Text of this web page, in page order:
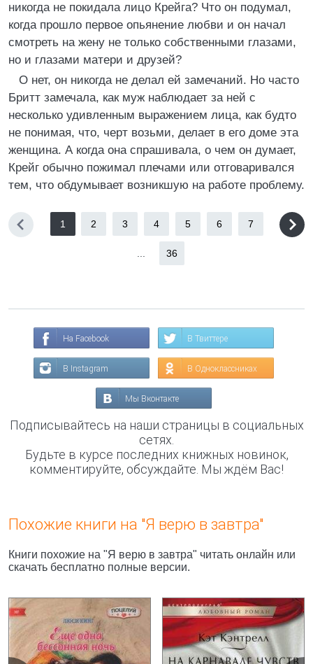
никогда не покидала лицо Крейга? Что он подумал,
когда прошло первое опьянение любви и он начал
смотреть на жену не только собственными глазами,
но и глазами матери и друзей?
О нет, он никогда не делал ей замечаний. Но часто
Бритт замечала, как муж наблюдает за ней с
несколько удивленным выражением лица, как будто
не понимая, что, черт возьми, делает в его доме эта
женщина. А когда она спрашивала, о чем он думает,
Крейг обычно пожимал плечами или отговаривался
тем, что обдумывает возникшую на работе проблему.
1 2 3 4 5 6 7
36
На Facebook В Твиттере
В Instagram В Одноклассниках
Мы Вконтакте
Подписывайтесь на наши страницы в социальных
сетях.
Будьте в курсе последних книжных новинок,
комментируйте, обсуждайте. Мы ждём Вас!
Похожие книги на "Я верю в завтра"
Книги похожие на "Я верю в завтра" читать онлайн или
скачать бесплатно полные версии.